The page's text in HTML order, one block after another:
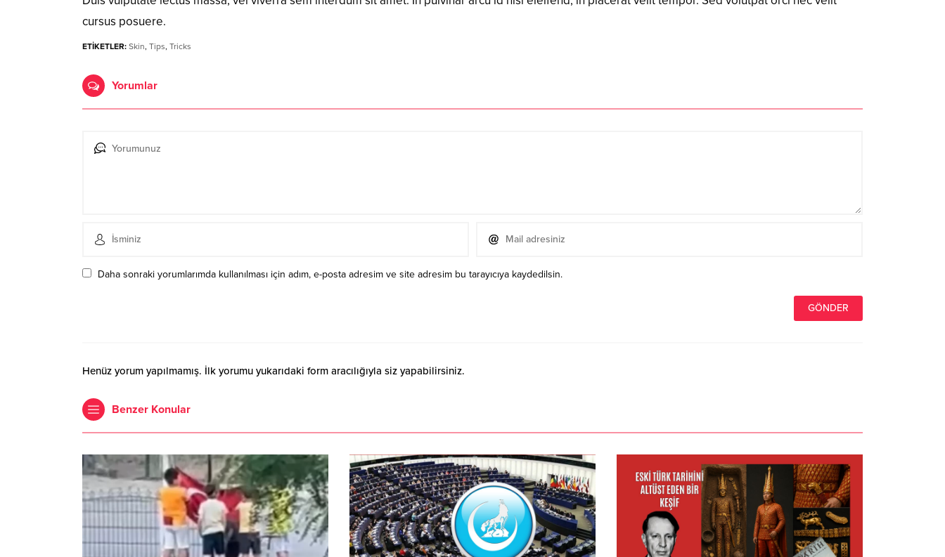
cursus posuere.
ETİKETLER: Skin, Tips, Tricks
Yorumlar
Daha sonraki yorumlarımda kullanılması için adım, e-posta adresim ve site adresim bu tarayıcıya kaydedilsin.
Henüz yorum yapılmamış. İlk yorumu yukarıdaki form aracılığıyla siz yapabilirsiniz.
Benzer Konular